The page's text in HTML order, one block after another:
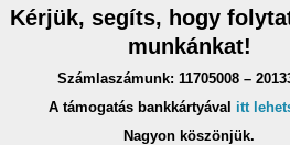
Kérjük, segíts, hogy
munkánkat!
Számlaszámunk: 11705008 –
A támogatás bankkártyával itt
Nagyon köszönjük.